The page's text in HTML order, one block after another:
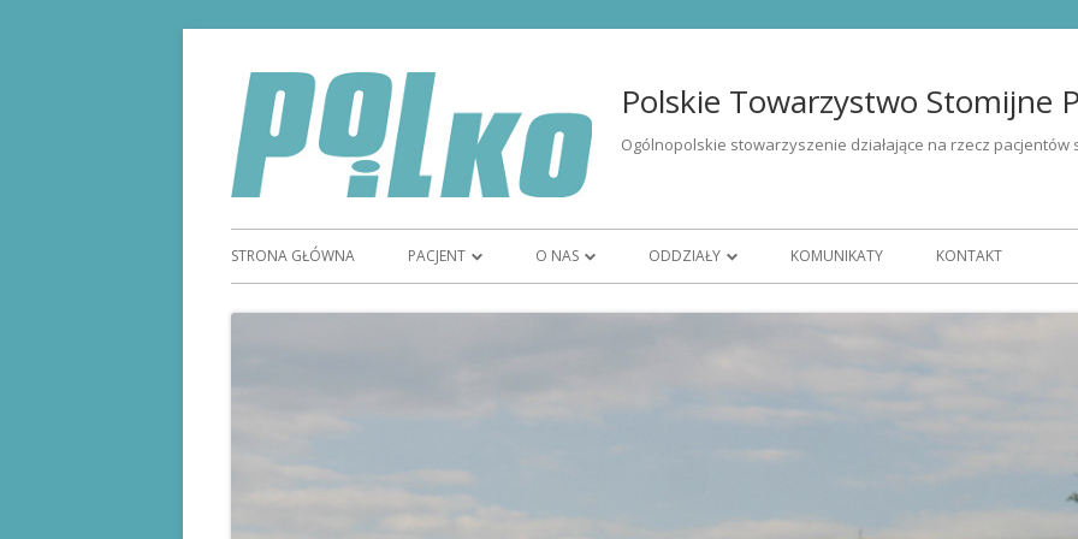
Polskie Towarzystwo Stomijne
Ogólnopolskie stowarzyszenie działające na rzecz pacjentów
STRONA GŁÓWNA PACJENT O NAS ODDZIAŁY
OR GORZÓW WIELKOPOLSKI
KOMUNIKATY KONTAKT